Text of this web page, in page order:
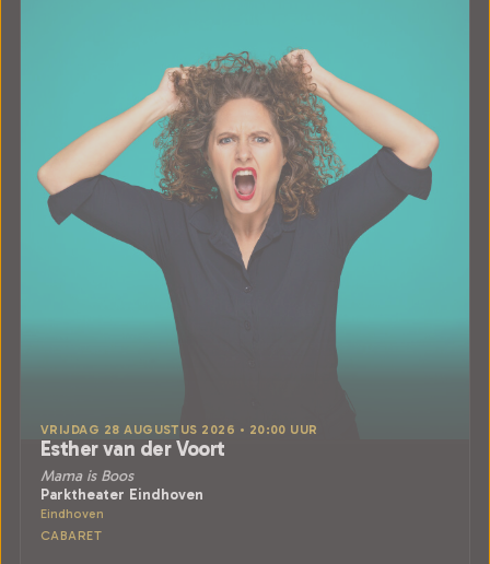
VRIJDAG 28 AUGUSTUS 2026 • 20:00 UUR
Esther van der Voort
Mama is Boos
Parktheater Eindhoven
Eindhoven
CABARET